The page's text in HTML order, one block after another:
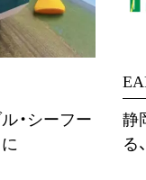
・シーフー
静
る